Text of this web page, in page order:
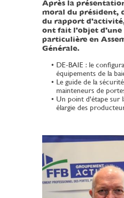
Après la
moral du président,
du rapport
ont fait l'objet d'une
particulière en
Générale.
DE-BAIE : le
équipements de la
Le guide de la
mainteneurs de
Un point d'étape sur
élargie des